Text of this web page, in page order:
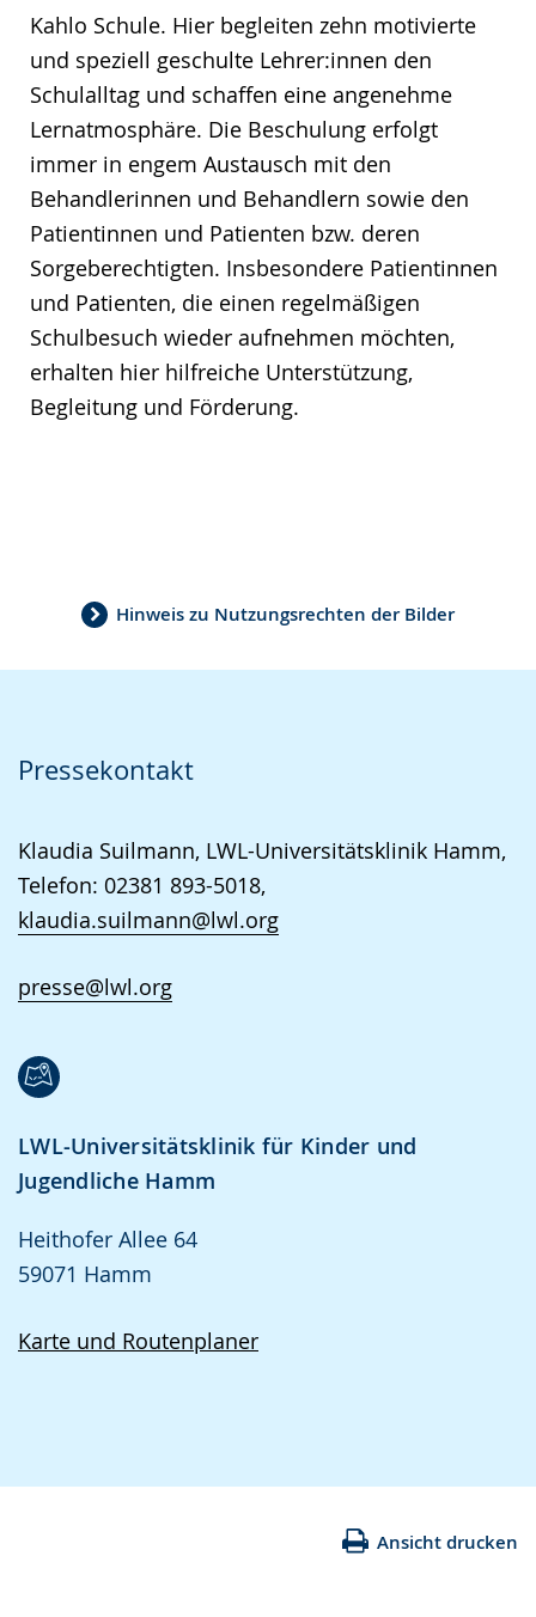
Kahlo Schule. Hier begleiten zehn motivierte
und speziell geschulte Lehrer:innen den
Schulalltag und schaffen eine angenehme
Lernatmosphäre. Die Beschulung erfolgt
immer in engem Austausch mit den
Behandlerinnen und Behandlern sowie den
Patientinnen und Patienten bzw. deren
Sorgeberechtigten. Insbesondere Patientinnen
und Patienten, die einen regelmäßigen
Schulbesuch wieder aufnehmen möchten,
erhalten hier hilfreiche Unterstützung,
Begleitung und Förderung.
Hinweis zu Nutzungsrechten der Bilder
Pressekontakt
Klaudia Suilmann, LWL-Universitätsklinik Hamm,
Telefon: 02381 893-5018,
klaudia.suilmann@lwl.org
presse@lwl.org
LWL-Universitätsklinik für Kinder und
Jugendliche Hamm
Heithofer Allee 64
59071 Hamm
Karte und Routenplaner
Ansicht drucken